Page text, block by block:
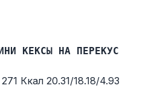
КЕКСЫ НА ПЕРЕКУС
271 Ккал 20.31/18.18/4.93